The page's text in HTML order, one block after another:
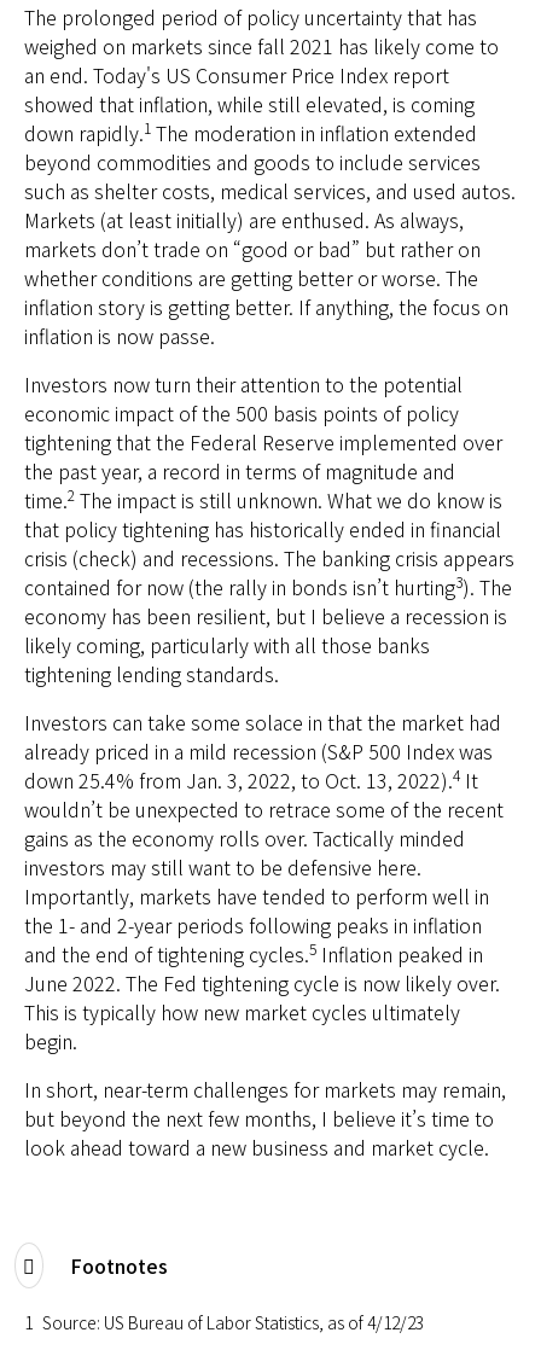
The prolonged period of policy uncertainty that has
weighed on markets since fall 2021 has likely come to
an end. Today's US Consumer Price Index report
showed that inflation, while still elevated, is coming
down rapidly.1 The moderation in inflation extended
beyond commodities and goods to include services
such as shelter costs, medical services, and used autos.
Markets (at least initially) are enthused. As always,
markets don’t trade on “good or bad” but rather on
whether conditions are getting better or worse. The
inflation story is getting better. If anything, the focus on
inflation is now passe.
Investors now turn their attention to the potential
economic impact of the 500 basis points of policy
tightening that the Federal Reserve implemented over
the past year, a record in terms of magnitude and
time.2 The impact is still unknown. What we do know is
that policy tightening has historically ended in financial
crisis (check) and recessions. The banking crisis appears
contained for now (the rally in bonds isn’t hurting3). The
economy has been resilient, but I believe a recession is
likely coming, particularly with all those banks
tightening lending standards.
Investors can take some solace in that the market had
already priced in a mild recession (S&P 500 Index was
down 25.4% from Jan. 3, 2022, to Oct. 13, 2022).4 It
wouldn’t be unexpected to retrace some of the recent
gains as the economy rolls over. Tactically minded
investors may still want to be defensive here.
Importantly, markets have tended to perform well in
the 1- and 2-year periods following peaks in inflation
and the end of tightening cycles.5 Inflation peaked in
June 2022. The Fed tightening cycle is now likely over.
This is typically how new market cycles ultimately
begin.
In short, near-term challenges for markets may remain,
but beyond the next few months, I believe it’s time to
look ahead toward a new business and market cycle.
Footnotes
1 Source: US Bureau of Labor Statistics, as of 4/12/23